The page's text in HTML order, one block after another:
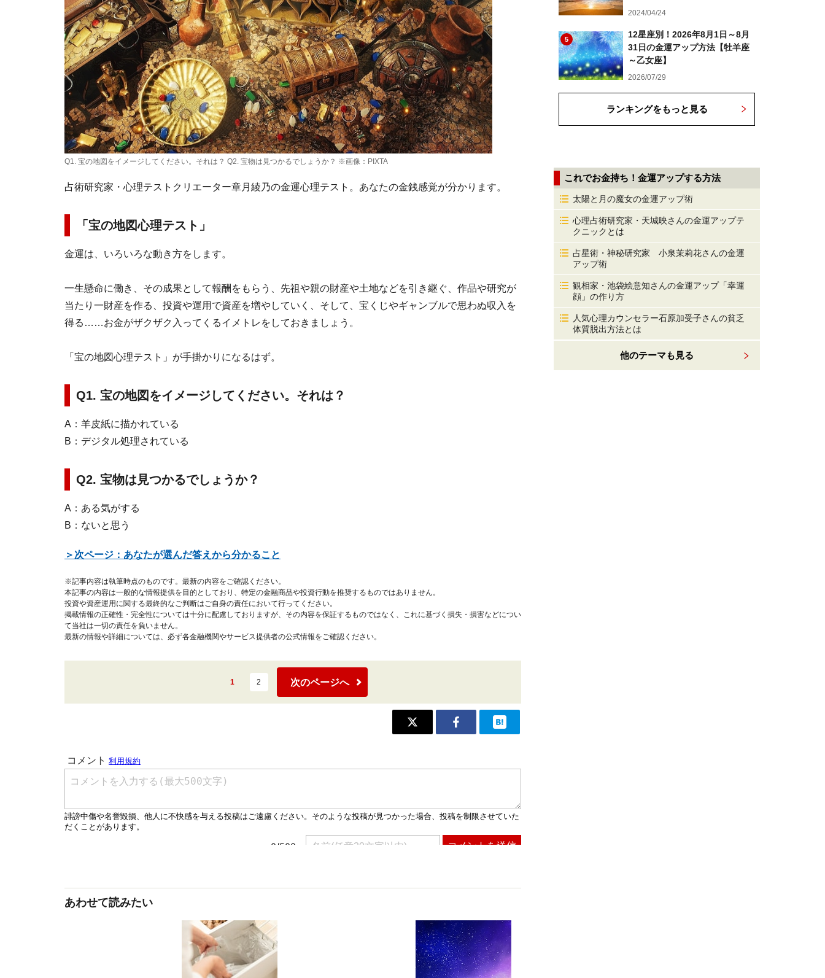
Q1. 宝の地図をイメージしてください。それは？ Q2. 宝物は見つかるでしょうか？ ※画像：PIXTA
占術研究家・心理テストクリエーター章月綾乃の金運心理テスト。あなたの金銭感覚が分かります。
「宝の地図心理テスト」
金運は、いろいろな動き方をします。
一生懸命に働き、その成果として報酬をもらう、先祖や親の財産や土地などを引き継ぐ、作品や研究が
当たり一財産を作る、投資や運用で資産を増やしていく、そして、宝くじやギャンブルで思わぬ収入を
得る……お金がザクザク入ってくるイメトレをしておきましょう。
「宝の地図心理テスト」が手掛かりになるはず。
Q1. 宝の地図をイメージしてください。それは？
A：羊皮紙に描かれている
B：デジタル処理されている
Q2. 宝物は見つかるでしょうか？
A：ある気がする
B：ないと思う
＞次ページ：あなたが選んだ答えから分かること
※記事内容は執筆時点のものです。最新の内容をご確認ください。
本記事の内容は一般的な情報提供を目的としており、特定の金融商品や投資行動を推奨するものではありません。
投資や資産運用に関する最終的なご判断はご自身の責任において行ってください。
掲載情報の正確性・完全性については十分に配慮しておりますが、その内容を保証するものではなく、これに基づく損失・損害などについ
て当社は一切の責任を負いません。
最新の情報や詳細については、必ず各金融機関やサービス提供者の公式情報をご確認ください。
1 2 次のページへ
あわせて読みたい
2024/04/24
5
12星座別！2026年8月1日～8月
31日の金運アップ方法【牡羊座
～乙女座】
2026/07/29
ランキングをもっと見る
これでお金持ち！金運アップする方法
太陽と月の魔女の金運アップ術
心理占術研究家・天城映さんの金運アップテ
クニックとは
占星術・神秘研究家 小泉茉莉花さんの金運
アップ術
観相家・池袋絵意知さんの金運アップ「幸運
顔」の作り方
人気心理カウンセラー石原加受子さんの貧乏
体質脱出方法とは
他のテーマも見る